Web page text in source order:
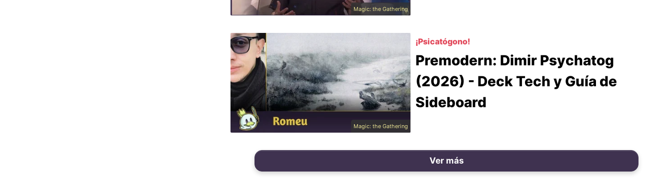
Magic: the Gathering
Magic: the Gathering
¡Psicatógono!
Premodern: Dimir Psychatog
(2026) - Deck Tech y Guía de
Sideboard
Ver más